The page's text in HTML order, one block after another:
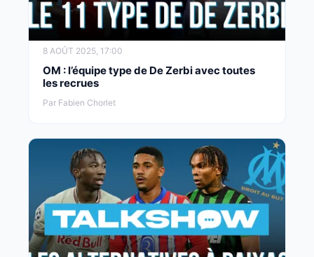
8 AOÛT 2025, 17:00
OM : l’équipe type de De Zerbi avec toutes
les recrues
Par Fabien Chorlet